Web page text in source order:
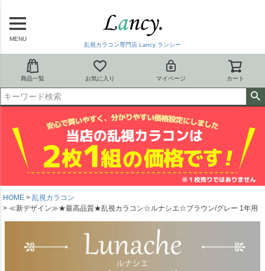
MENU
乱視カラコン専門店 Lancy ランシー
商品一覧 お気に入り マイページ カート
HOME
乱視カラコン
≪新デザイン≫★最高品質★乱視カラコン☆ルナシエ☆ブラウン/グレー 1年用